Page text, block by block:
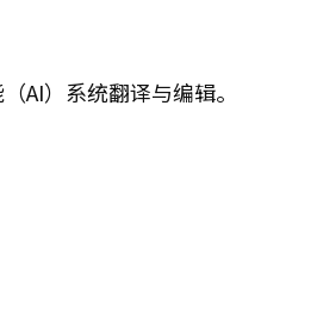
AI）系统翻译与编辑。